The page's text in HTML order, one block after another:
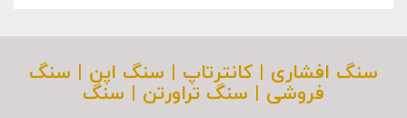
سنگ افشاری | کانترتاپ | سنگ اپن | سنگ
فروشی | سنگ تراورتن | سنگ